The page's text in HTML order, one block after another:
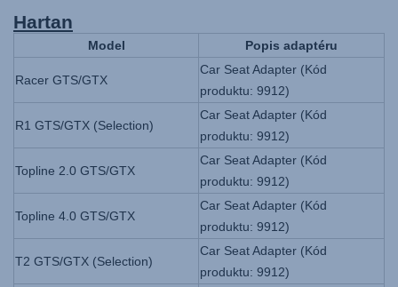
Hartan
Model Popis adaptéru
Racer GTS/GTX
Car Seat Adapter (Kód
produktu: 9912)
R1 GTS/GTX (Selection)
Car Seat Adapter (Kód
produktu: 9912)
Topline 2.0 GTS/GTX
Car Seat Adapter (Kód
produktu: 9912)
Topline 4.0 GTS/GTX
Car Seat Adapter (Kód
produktu: 9912)
T2 GTS/GTX (Selection)
Car Seat Adapter (Kód
produktu: 9912)